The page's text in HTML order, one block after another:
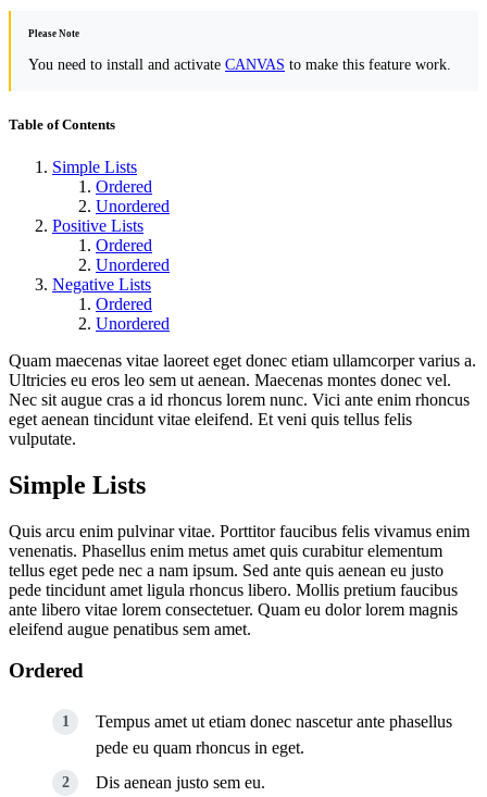
Please Note
You need to install and activate CANVAS to make this feature work.
Table of Contents
Simple Lists
Ordered
Unordered
Positive Lists
Ordered
Unordered
Negative Lists
Ordered
Unordered
Quam maecenas vitae laoreet eget donec etiam ullamcorper varius a.
Ultricies eu eros leo sem ut aenean. Maecenas montes donec vel.
Nec sit augue cras a id rhoncus lorem nunc. Vici ante enim rhoncus
eget aenean tincidunt vitae eleifend. Et veni quis tellus felis
vulputate.
Simple Lists
Quis arcu enim pulvinar vitae. Porttitor faucibus felis vivamus enim
venenatis. Phasellus enim metus amet quis curabitur elementum
tellus eget pede nec a nam ipsum. Sed ante quis aenean eu justo
pede tincidunt amet ligula rhoncus libero. Mollis pretium faucibus
ante libero vitae lorem consectetuer. Quam eu dolor lorem magnis
eleifend augue penatibus sem amet.
Ordered
Tempus amet ut etiam donec nascetur ante phasellus
pede eu quam rhoncus in eget.
Dis aenean justo sem eu.